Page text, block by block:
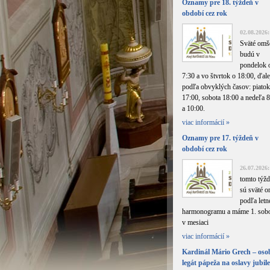
Oznamy pre 18. týždeň v
období cez rok
02.08.2026:
Sväté
budú v
pondelok
7:30 a vo štvrtok o 18:00,
podľa obvyklých časov: piatok
17:00, sobota 18:00 a nedeľa
a 10:00.
viac informácií »
Oznamy pre 17. týždeň v
období cez rok
26.07.2026:
tomto
sú sväté
podľa
harmonogramu a máme 1.
v mesiaci
viac informácií »
Kardinál Mário Grech –
legát pápeža na oslavy